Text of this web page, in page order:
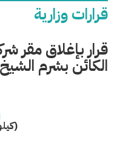
قرارات وزارية
قرار بإغلاق مقر
الكائن بشرم الشيخ
(10.67 كيلوبايت)